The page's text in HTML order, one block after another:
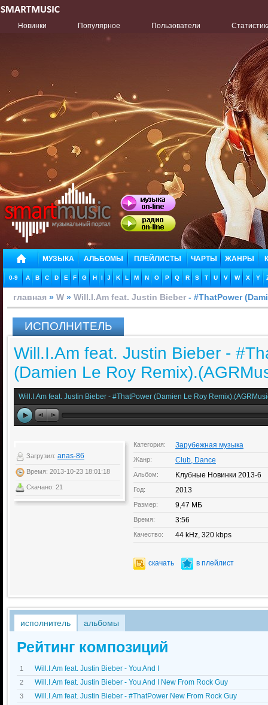
Новинки Популярное Пользователи
МУЗЫКА АЛЬБОМЫ ПЛЕЙЛИСТЫ ЧАРТЫ ЖАНРЫ
0-9 A B C D E F G H I J K L M N O P Q R S T U V W X Y
главная » W » Will.I.Am feat. Justin Bieber - #ThatPower
ИСПОЛНИТЕЛЬ
Will.I.Am feat. Justin Bieber -
(Damien Le Roy
Will.I.Am feat. Justin Bieber - #ThatPower (Damien Le Roy
Загрузил: anas-86
Время: 2013-10-23 18:01:18
Скачано: 21
Категория: Зарубежная музыка
Жанр: Club, Dance
Альбом: Kлубные Новинки 2013-6
Год: 2013
Размер: 9,47 МБ
Время: 3:56
Качество: 44 kHz, 320 kbps
скачать в плейлист
исполнитель альбомы
Рейтинг композиций
1 Will.I.Am feat. Justin Bieber - You And I
2 Will.I.Am feat. Justin Bieber - You And I New From Rock Guy
3 Will.I.Am feat. Justin Bieber - #ThatPower New From Rock Guy